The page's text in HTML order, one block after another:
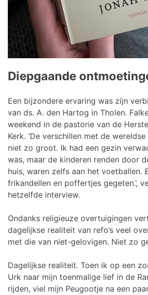
Diepgaande
Een bijzondere ervaring was zijn
van ds. A. den Hartog in Tholen.
weekend in de pastorie van de
Kerk. ‘De verschillen met de
niet zo groot. Ik had een gezin
was, maar de kinderen renden door
huis, waren zelfs aan het voetballen.
frikandellen en poffertjes gegeten.’,
hetzelfde interview.
Ondanks religieuze overtuigingen
dagelijkse realiteit van refo’s veel
met die van niet-gelovigen. Niet zo
Dagelijkse realiteit. Toen ik op een
Urk naar mijn toenmalige lief in de
rijden, viel mijn Peugootje na een